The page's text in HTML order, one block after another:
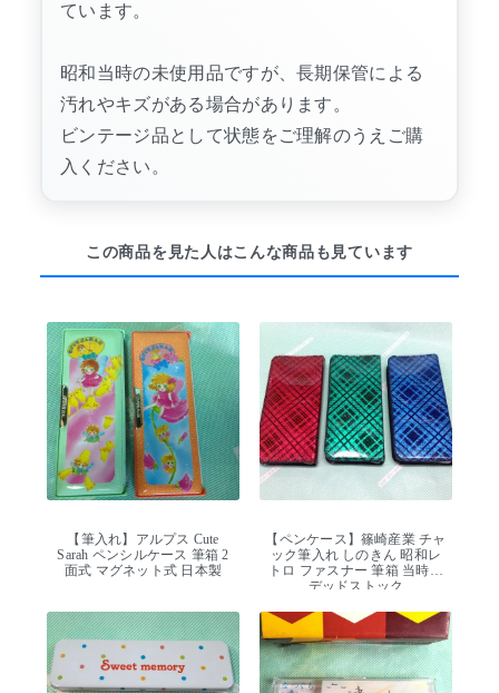
ています。
昭和当時の未使用品ですが、長期保管による
汚れやキズがある場合があります。
ビンテージ品として状態をご理解のうえご購
入ください。
この商品を見た人はこんな商品も見ています
【筆入れ】アルプス Cute
Sarah ペンシルケース 筆箱 2
面式 マグネット式 日本製
【ペンケース】篠崎産業 チャ
ック筆入れ しのきん 昭和レ
トロ ファスナー 筆箱 当時物
デッドストック